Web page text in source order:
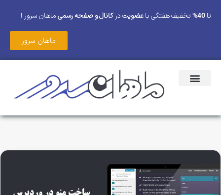
تا 40% تخفیف هفتگی باعضویت در کانال و صفحه رسمی ماهان سرور !
ماهان سرور